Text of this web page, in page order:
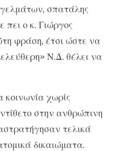
σπατάλης
πει ο κ. Γιώργος
φράση, έτσι ώστε να
Ν.Δ. θέλει να
χωρίς
στην ανθρώπινη
τελικά
δικαιώματα.